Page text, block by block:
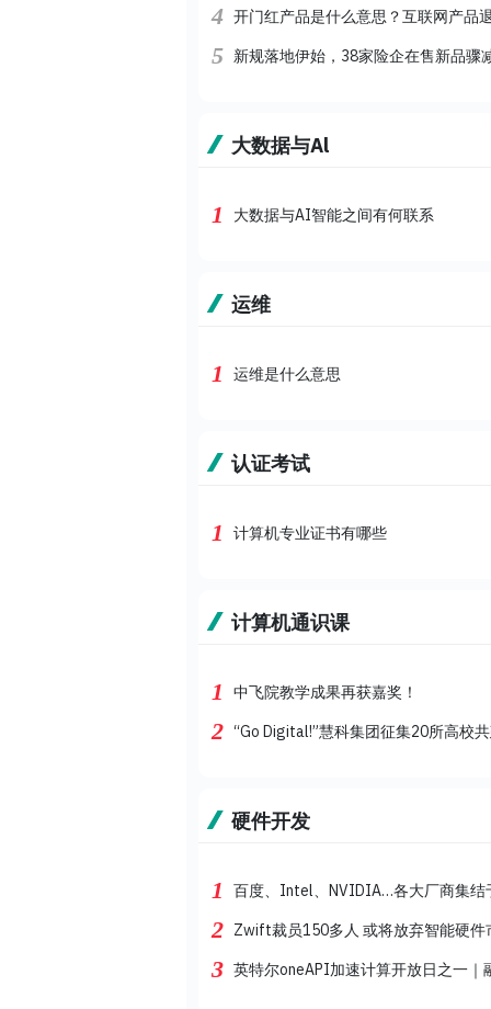
4 开门红产品是什么意思？互联网产品
5 新规落地伊始，38家险企在售新品骤
大数据与Al
1 大数据与AI智能之间有何联系
运维
1 运维是什么意思
认证考试
1 计算机专业证书有哪些
计算机通识课
1 中飞院教学成果再获嘉奖！
2 “Go Digital!”慧科集团征集20所高校
硬件开发
1 百度、Intel、NVIDIA…各大厂商集结
2 Zwift裁员150多人 或将放弃智能硬件
3 英特尔oneAPI加速计算开放日之一｜